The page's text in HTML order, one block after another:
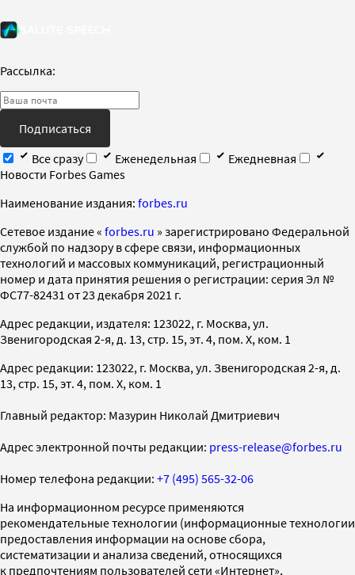
Рассылка:
Подписаться
Все сразу
Еженедельная
Ежедневная
Новости Forbes Games
Наименование издания: forbes.ru
Cетевое издание « forbes.ru » зарегистрировано Федеральной
службой по надзору в сфере связи, информационных
технологий и массовых коммуникаций, регистрационный
номер и дата принятия решения о регистрации: серия Эл №
ФС77-82431 от 23 декабря 2021 г.
Адрес редакции, издателя: 123022, г. Москва, ул.
Звенигородская 2-я, д. 13, стр. 15, эт. 4, пом. X, ком. 1
Адрес редакции: 123022, г. Москва, ул. Звенигородская 2-я, д.
13, стр. 15, эт. 4, пом. X, ком. 1
Главный редактор: Мазурин Николай Дмитриевич
Адрес электронной почты редакции: press-release@forbes.ru
Номер телефона редакции: +7 (495) 565-32-06
На информационном ресурсе применяются
рекомендательные технологии (информационные технологии
предоставления информации на основе сбора,
систематизации и анализа сведений, относящихся
к предпочтениям пользователей сети «Интернет»,